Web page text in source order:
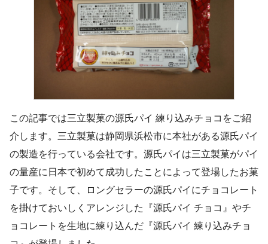
この記事では三立製菓の源氏パイ 練り込みチョコをご紹
介します。三立製菓は静岡県浜松市に本社がある源氏パイ
の製造を行っている会社です。源氏パイは三立製菓がパイ
の量産に日本で初めて成功したことによって登場したお菓
子です。そして、ロングセラーの源氏パイにチョコレート
を掛けておいしくアレンジした『源氏パイ チョコ』やチ
ョコレートを生地に練り込んだ『源氏パイ 練り込みチョ